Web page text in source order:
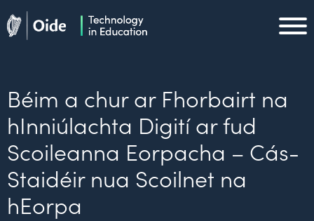
Skip to main content
Béim a chur ar Fhorbairt na
hInniúlachta Digití ar fud
Scoileanna Eorpacha – Cás-
Staidéir nua Scoilnet na
hEorpa